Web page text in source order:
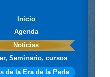
Inicio
Agenda
Noticias
Seminario, cursos
de la Era de la Perla